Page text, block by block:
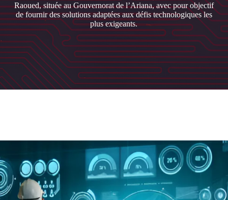
Raoued, située au Gouvernorat de l’Ariana, avec pour objectif
de fournir des solutions adaptées aux défis technologiques les
plus exigeants.